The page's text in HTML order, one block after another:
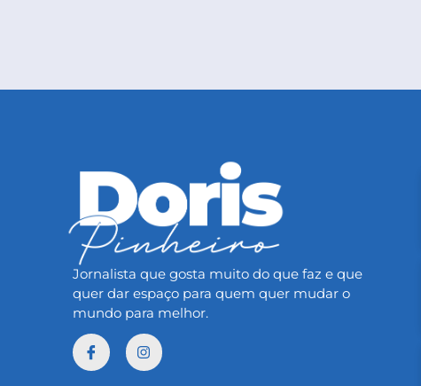
Jornalista que gosta muito do que faz e que
quer dar espaço para quem quer mudar o
mundo para melhor.